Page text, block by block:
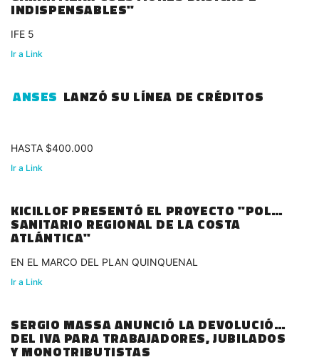
INDISPENSABLES"
IFE 5
Ir a Link
ANSES LANZÓ SU LÍNEA DE CRÉDITOS
HASTA $400.000
Ir a Link
KICILLOF PRESENTÓ EL PROYECTO "POLO
SANITARIO REGIONAL DE LA COSTA
ATLÁNTICA"
EN EL MARCO DEL PLAN QUINQUENAL
Ir a Link
SERGIO MASSA ANUNCIÓ LA DEVOLUCIÓN
DEL IVA PARA TRABAJADORES, JUBILADOS
Y MONOTRIBUTISTAS